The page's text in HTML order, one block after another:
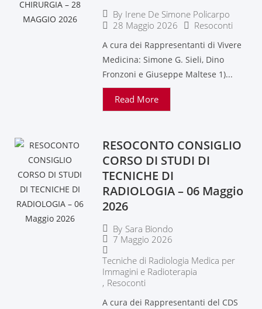
By Irene De Simone Policarpo
28 Maggio 2026
Resoconti
A cura dei Rappresentanti di Vivere
Medicina: Simone G. Sieli, Dino
Fronzoni e Giuseppe Maltese 1)...
Read More
RESOCONTO CONSIGLIO
CORSO DI STUDI DI
TECNICHE DI
RADIOLOGIA – 06 Maggio
2026
By Sara Biondo
7 Maggio 2026
Tecniche di Radiologia Medica per
Immagini e Radioterapia
, Resoconti
A cura dei Rappresentanti del CDS